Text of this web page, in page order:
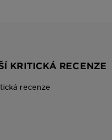
KRITICKÁ RECENZE
recenze